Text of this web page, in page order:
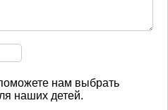
нам выбрать
наших детей.